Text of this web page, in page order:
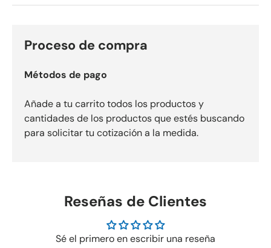
Proceso de compra
Métodos de pago
Añade a tu carrito todos los productos y
cantidades de los productos que estés buscando
para solicitar tu cotización a la medida.
Reseñas de Clientes
Sé el primero en escribir una reseña